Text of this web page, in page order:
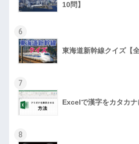
10問】
6
東海道新幹線クイズ【全
7
Excelで漢字をカタカ
8